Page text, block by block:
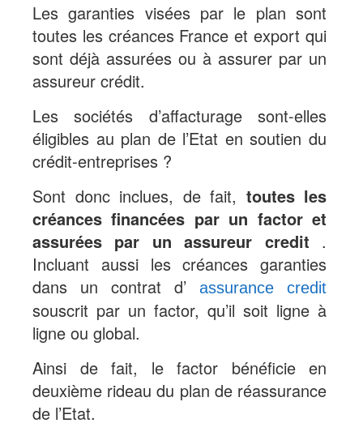
Les garanties visées par le plan sont
toutes les créances France et export qui
sont déjà assurées ou à assurer par un
assureur crédit.
Les sociétés d’affacturage sont-elles
éligibles au plan de l’Etat en soutien du
crédit-entreprises ?
Sont donc inclues, de fait, toutes les
créances financées par un factor et
assurées par un assureur credit .
Incluant aussi les créances garanties
dans un contrat d’
assurance credit
souscrit par un factor, qu’il soit ligne à
ligne ou global.
Ainsi de fait, le factor bénéficie en
deuxième rideau du plan de réassurance
de l’Etat.